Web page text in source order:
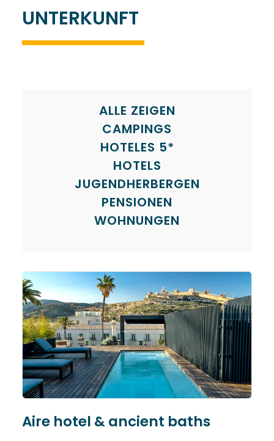
UNTERKUNFT
ALLE ZEIGEN
CAMPINGS
HOTELES 5*
HOTELS
JUGENDHERBERGEN
PENSIONEN
WOHNUNGEN
Aire hotel & ancient baths